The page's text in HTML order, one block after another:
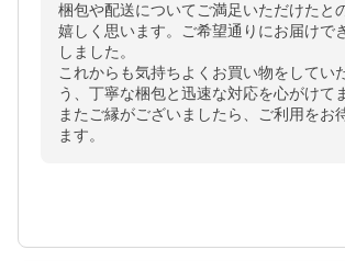
梱包や配送についてご満足いただけたと
嬉しく思います。ご希望通りにお届けで
しました。
これからも気持ちよくお買い物をしてい
う、丁寧な梱包と迅速な対応を心がけて
またご縁がございましたら、ご利用をお
ます。